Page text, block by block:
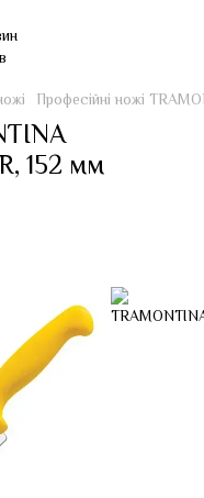
Професійні ножі
152 мм